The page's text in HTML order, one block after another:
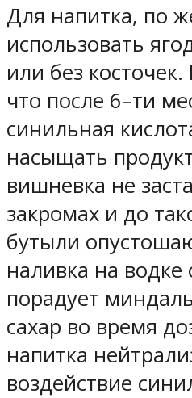
Для напитка, по
использовать
или без
что после 6–ти
синильная
насыщать
вишневка не
закромах и до
бутыли
наливка на водке
порадует
сахар во время
напитка
воздействие